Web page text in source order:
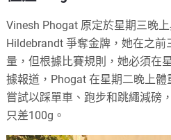
Vinesh Phogat 原定於星期三晚
Hildebrandt 爭奪金牌，她在之
量，但根據比賽規則，她必須在
據報道，Phogat 在星期二晚上
嘗試以踩單車、跑步和跳繩減磅
只差100g。